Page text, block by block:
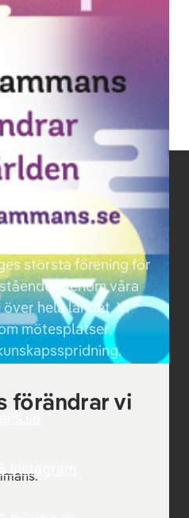
veta mer
trans. Riktar sig i
är transperson eller
könsidentitet och som
upplagan, utgiven
förändrar vi
största förening för
Genom våra
hela landet. Vi
mötesplatser,
Instagram